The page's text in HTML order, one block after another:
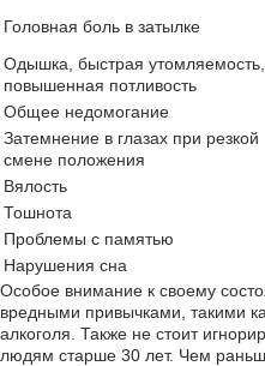
Головная боль в затылке
Одышка, быстрая утомляемость,
повышенная потливость
Общее недомогание
Затемнение в глазах при резкой
смене положения
Вялость
Тошнота
Проблемы с памятью
Нарушения сна
Особое внимание к своему
вредными привычками, такими
алкоголя. Также не стоит
людям старше 30 лет. Чем